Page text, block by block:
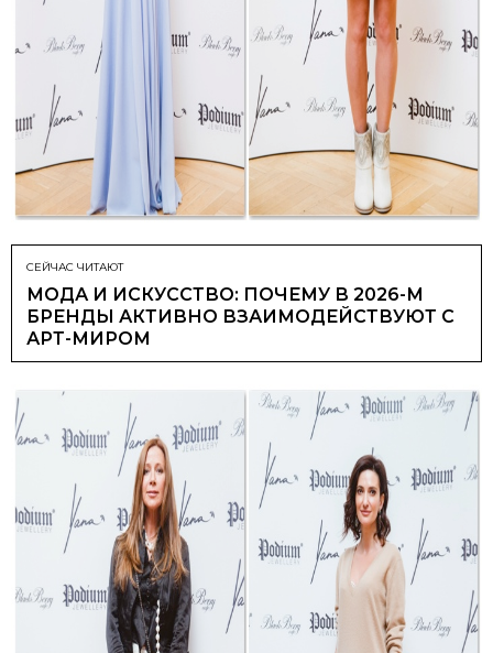
СЕЙЧАС ЧИТАЮТ
МОДА И ИСКУССТВО: ПОЧЕМУ В 2026-М
БРЕНДЫ АКТИВНО ВЗАИМОДЕЙСТВУЮТ С
АРТ-МИРОМ